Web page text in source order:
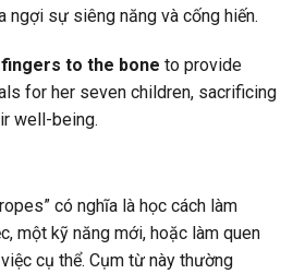
ngợi sự siêng năng và cống hiến.
to the bone to provide
for her seven children, sacrificing
well-being.
có nghĩa là học cách làm
một kỹ năng mới, hoặc làm quen
cụ thể. Cụm từ này thường